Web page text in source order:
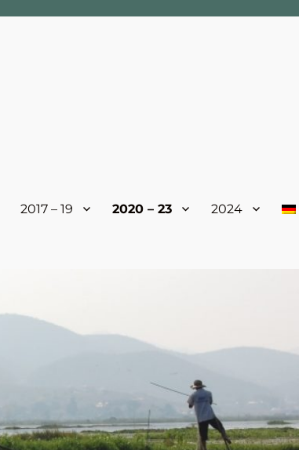
2017 – 19 2020 – 23 2024